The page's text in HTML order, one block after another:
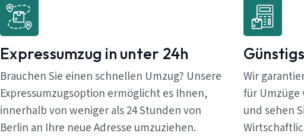
Expressumzug in unter 24h
Brauchen Sie einen schnellen Umzug? Unsere
Expressumzugsoption ermöglicht es Ihnen,
innerhalb von weniger als 24 Stunden von
Berlin an Ihre neue Adresse umzuziehen.
Wir
für Umzüge
und sehen